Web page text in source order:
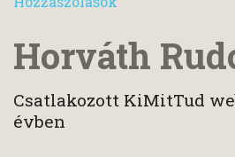
Horváth
Csatlakozott KiMitTud
évben